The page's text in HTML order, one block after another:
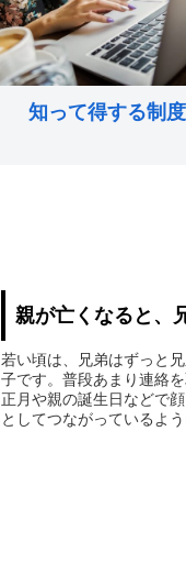
知って得する制度
親が亡くなると、
若い頃は、兄弟はずっと
子です。普段あまり連絡
正月や親の誕生日などで
としてつながっているよ